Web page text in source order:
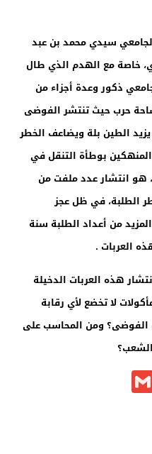
سيدي محمد بن عبد
خاصة مع الهدم الذي طال
ذكور وعدة أجزاء من
حرب حيث تنتشر الفوضى
الطين بلة ويضاعف الخطر
بوطأة التنقل في
هو انتشار عدد ملفت من
الطلبة، في ظل عجز
من أعداد الطلبة سنة
العربات .
هذه العربات الدخيلة
لا تخضع لأي رقابة
الفوضى؟ ومن المحاسب على